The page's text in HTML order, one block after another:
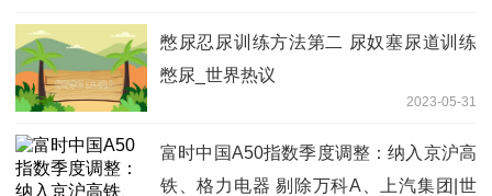
憋尿忍尿训练方法第二 尿奴塞尿道训练
憋尿_世界热议
2023-05-31
富时中国A50指数季度调整：纳入京沪高
铁、格力电器 剔除万科A、上汽集团|世